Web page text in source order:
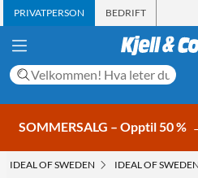
PRIVATPERSON BEDRIFT
SOMMERSALG – Opptil 50 %
IDEAL OF SWEDEN IDEAL OF